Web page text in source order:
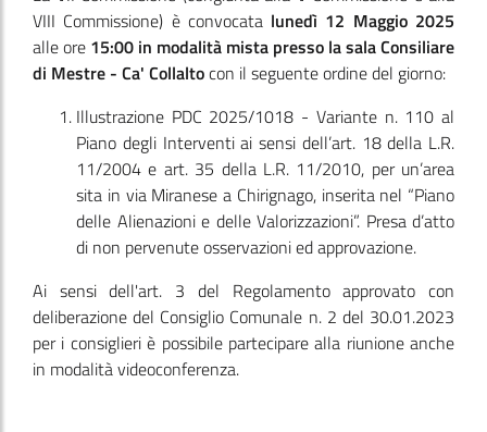
VIII Commissione) è convocata lunedì 12 Maggio 2025
alle ore 15:00 in modalità mista presso la sala Consiliare
di Mestre - Ca' Collaltocon il seguente ordine del giorno:
Illustrazione PDC 2025/1018 - Variante n. 110 al
Piano degli Interventi ai sensi dell’art. 18 della L.R.
11/2004 e art. 35 della L.R. 11/2010, per un’area
sita in via Miranese a Chirignago, inserita nel “Piano
delle Alienazioni e delle Valorizzazioni”. Presa d’atto
di non pervenute osservazioni ed approvazione.
Ai sensi dell'art. 3 del Regolamento approvato con
deliberazione del Consiglio Comunale n. 2 del 30.01.2023
per i consiglieri è possibile partecipare alla riunione anche
in modalità videoconferenza.